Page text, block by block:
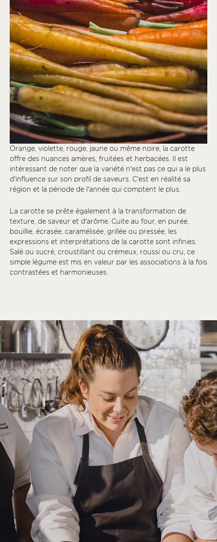
Orange, violette, rouge, jaune ou même noire, la carotte
offre des nuances amères, fruitées et herbacées. Il est
intéressant de noter que la variété n’est pas ce qui a le plus
d’influence sur son profil de saveurs. C’est en réalité sa
région et la période de l’année qui comptent le plus.
La carotte se prête également à la transformation de
texture, de saveur et d’arôme. Cuite au four, en purée,
bouillie, écrasée, caramélisée, grillée ou pressée, les
expressions et interprétations de la carotte sont infinies.
Salé ou sucré, croustillant ou crémeux, roussi ou cru, ce
simple légume est mis en valeur par les associations à la fois
contrastées et harmonieuses.